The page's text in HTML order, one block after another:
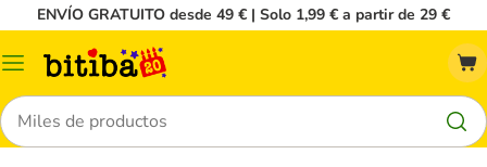
ENVÍO GRATUITO desde 49 € | Solo 1,99 € a partir de 29 €
Menú
Buscar